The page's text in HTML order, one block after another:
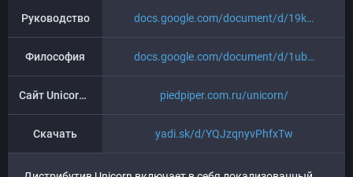
Руководство docs.google.com/document/d/19k
Философия docs.google.com/document/d/1ub
Сайт Unicorn OS piedpiper.com.ru/unicorn/
Скачать yadi.sk/d/YQJzqnyvPhfxTw